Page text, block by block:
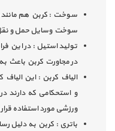
سوخت : کربن هم مانند
سوخت وسایل حمل و
تولید استیل : در این
در مجاورت کربن باعث
الیاف کربن : این
و استحکامی که دارند
ورزشی مورد استفاده
باتری : کربن به دلیل